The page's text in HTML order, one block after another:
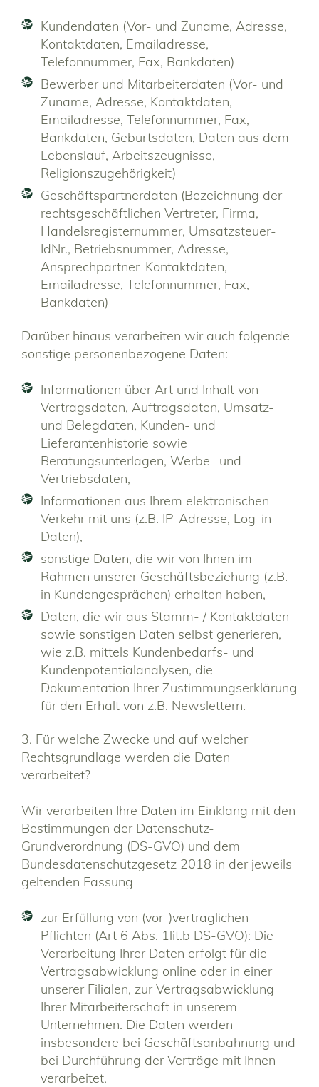
Kundendaten (Vor- und Zuname, Adresse,
Kontaktdaten, Emailadresse,
Telefonnummer, Fax, Bankdaten)
Bewerber und Mitarbeiterdaten (Vor- und
Zuname, Adresse, Kontaktdaten,
Emailadresse, Telefonnummer, Fax,
Bankdaten, Geburtsdaten, Daten aus dem
Lebenslauf, Arbeitszeugnisse,
Religionszugehörigkeit)
Geschäftspartnerdaten (Bezeichnung der
rechtsgeschäftlichen Vertreter, Firma,
Handelsregisternummer, Umsatzsteuer-
IdNr., Betriebsnummer, Adresse,
Ansprechpartner-Kontaktdaten,
Emailadresse, Telefonnummer, Fax,
Bankdaten)
Darüber hinaus verarbeiten wir auch folgende
sonstige personenbezogene Daten:
Informationen über Art und Inhalt von
Vertragsdaten, Auftragsdaten, Umsatz-
und Belegdaten, Kunden- und
Lieferantenhistorie sowie
Beratungsunterlagen, Werbe- und
Vertriebsdaten,
Informationen aus Ihrem elektronischen
Verkehr mit uns (z.B. IP-Adresse, Log-in-
Daten),
sonstige Daten, die wir von Ihnen im
Rahmen unserer Geschäftsbeziehung (z.B.
in Kundengesprächen) erhalten haben,
Daten, die wir aus Stamm- / Kontaktdaten
sowie sonstigen Daten selbst generieren,
wie z.B. mittels Kundenbedarfs- und
Kundenpotentialanalysen, die
Dokumentation Ihrer Zustimmungserklärung
für den Erhalt von z.B. Newslettern.
3. Für welche Zwecke und auf welcher
Rechtsgrundlage werden die Daten
verarbeitet?
Wir verarbeiten Ihre Daten im Einklang mit den
Bestimmungen der Datenschutz-
Grundverordnung (DS-GVO) und dem
Bundesdatenschutzgesetz 2018 in der jeweils
geltenden Fassung
zur Erfüllung von (vor-)vertraglichen
Pflichten (Art 6 Abs. 1lit.b DS-GVO): Die
Verarbeitung Ihrer Daten erfolgt für die
Vertragsabwicklung online oder in einer
unserer Filialen, zur Vertragsabwicklung
Ihrer Mitarbeiterschaft in unserem
Unternehmen. Die Daten werden
insbesondere bei Geschäftsanbahnung und
bei Durchführung der Verträge mit Ihnen
verarbeitet.